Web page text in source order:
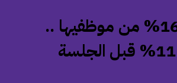
‏سناب تسرح 16% من موظفيها ..